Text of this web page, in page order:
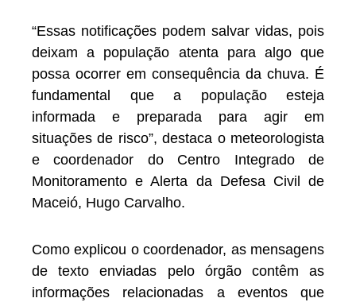
“Essas notificações podem salvar vidas, pois
deixam a população atenta para algo que
possa ocorrer em consequência da chuva. É
fundamental que a população esteja
informada e preparada para agir em
situações de risco”, destaca o meteorologista
e coordenador do Centro Integrado de
Monitoramento e Alerta da Defesa Civil de
Maceió, Hugo Carvalho.
Como explicou o coordenador, as mensagens
de texto enviadas pelo órgão contêm as
informações relacionadas a eventos que